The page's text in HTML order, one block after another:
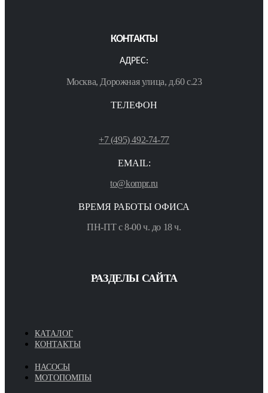
КОНТАКТЫ
АДРЕС:
Москва, Дорожная улица, д.60 с.23
ТЕЛЕФОН
+7 (495) 492-74-77
EMAIL:
to@kompr.ru
ВРЕМЯ РАБОТЫ ОФИСА
ПН-ПТ с 8-00 ч. до 18 ч.
РАЗДЕЛЫ САЙТА
КАТАЛОГ
КОНТАКТЫ
НАСОСЫ
МОТОПОМПЫ